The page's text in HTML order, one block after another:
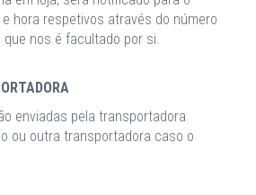
hora respetivos através do número
que nos é facultado por si.
enviadas pela transportadora
ou outra transportadora caso o